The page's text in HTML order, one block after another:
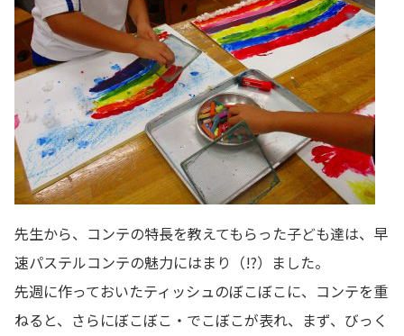
先生から、コンテの特長を教えてもらった子ども達は、早
速パステルコンテの魅力にはまり（!?）ました。
先週に作っておいたティッシュのぼこぼこに、コンテを重
ねると、さらにぼこぼこ・でこぼこが表れ、まず、びっく